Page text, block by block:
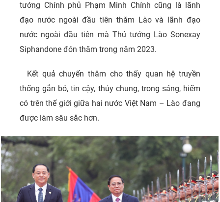
tướng Chính phủ Phạm Minh Chính cũng là lãnh
đạo nước ngoài đầu tiên thăm Lào và lãnh đạo
nước ngoài đầu tiên mà Thủ tướng Lào Sonexay
Siphandone đón thăm trong năm 2023.
Kết quả chuyến thăm cho thấy quan hệ truyền
thống gắn bó, tin cậy, thủy chung, trong sáng, hiếm
có trên thế giới giữa hai nước Việt Nam – Lào đang
được làm sâu sắc hơn.